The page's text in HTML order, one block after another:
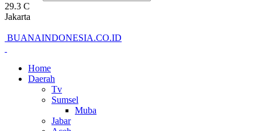
29.3 C
Jakarta
BUANAINDONESIA.CO.ID
Home
Daerah
Tv
Sumsel
Muba
Jabar